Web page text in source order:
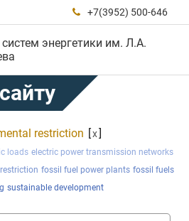
 +7(3952) 500-646
систем энергетики им. Л.А.
restriction [x]
loads electric power transmission networks
fossil fuel power plants fossil fuels
sustainable development